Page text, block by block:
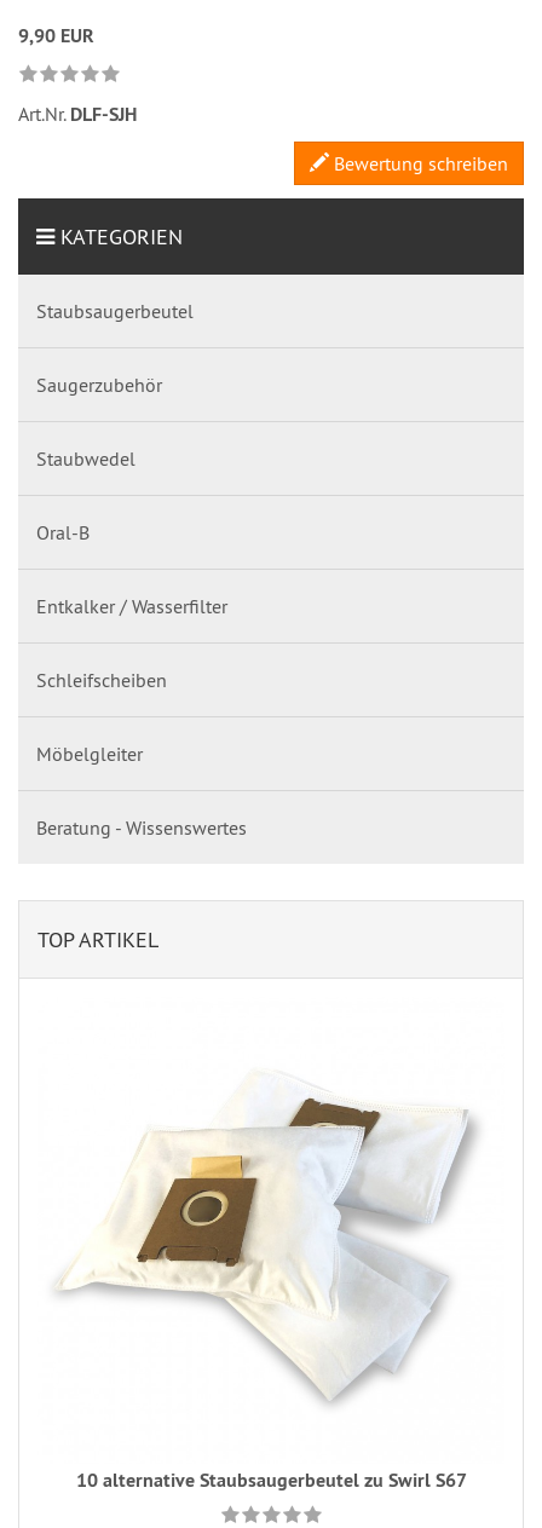
9,90 EUR
Art.Nr. DLF-SJH
Bewertung schreiben
KATEGORIEN
Staubsaugerbeutel
Saugerzubehör
Staubwedel
Oral-B
Entkalker / Wasserfilter
Schleifscheiben
Möbelgleiter
Beratung - Wissenswertes
TOP ARTIKEL
10 alternative Staubsaugerbeutel zu Swirl S67